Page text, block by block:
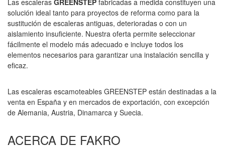
Las escaleras GREENSTEP fabricadas a medida constituyen una
solución ideal tanto para proyectos de reforma como para la
sustitución de escaleras antiguas, deterioradas o con un
aislamiento insuficiente. Nuestra oferta permite seleccionar
fácilmente el modelo más adecuado e incluye todos los
elementos necesarios para garantizar una instalación sencilla y
eficaz.
Las escaleras escamoteables GREENSTEP están destinadas a la
venta en España y en mercados de exportación, con excepción
de Alemania, Austria, Dinamarca y Suecia.
ACERCA DE FAKRO